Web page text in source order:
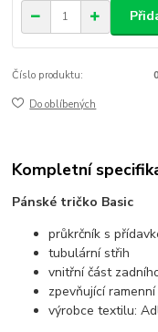
Číslo produktu:
Do oblíbených
Kompletní
Pánské tričko Basic
průkrčník s
tubulární střih
vnitřní část
zpevňující
výrobce textilu: